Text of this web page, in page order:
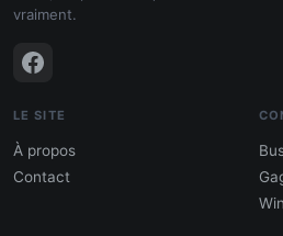
vraiment.
LE SITE
À propos
Contact